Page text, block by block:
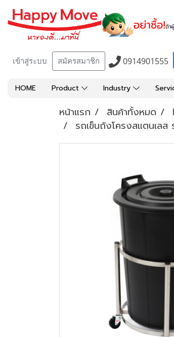
เข้าสู่ระบบ สมัครสมาชิก 0914901555
HOME Product Industry
หน้าแรก สินค้าทั้งหมด
รถเข็นถังโครงสแตนเล